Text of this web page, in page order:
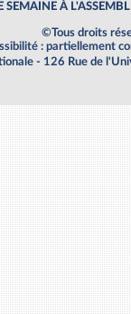
SEMAINE À
©Tous droits
: partiellement
- 126 Rue de